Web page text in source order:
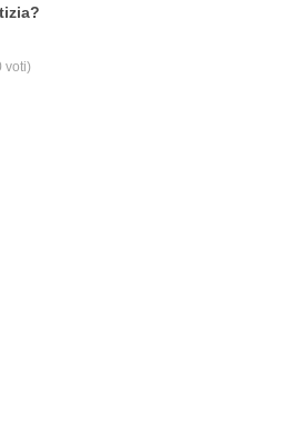
voti)